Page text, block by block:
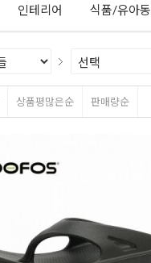
인테리어 식품/유아동
상품평많은순 판매량순